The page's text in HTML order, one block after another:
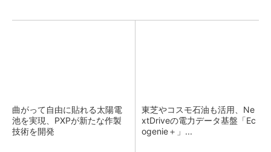
曲がって自由に貼れる太陽電
池を実現、PXPが新たな作製
技術を開発
東芝やコスモ石油も活用、Ne
xtDriveの電力データ基盤「Ec
ogenie＋」...